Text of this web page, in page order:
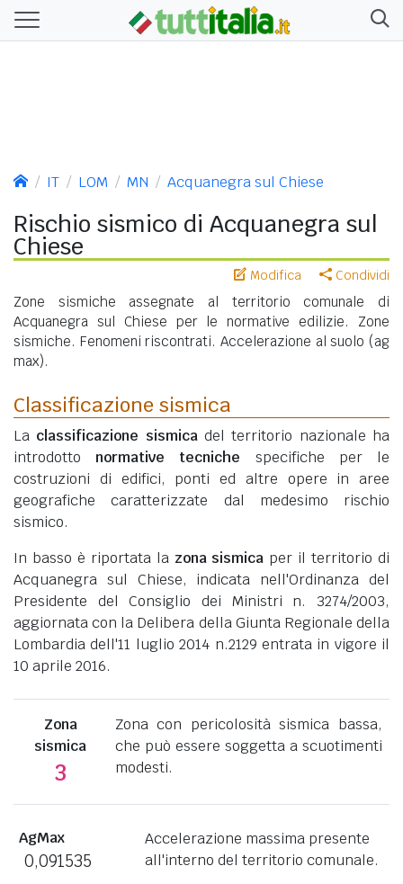
IT LOM MN Acquanegra sul Chiese
Rischio sismico di Acquanegra sul
Chiese
Modifica Condividi
Zone sismiche assegnate al territorio comunale di
Acquanegra sul Chiese per le normative edilizie. Zone
sismiche. Fenomeni riscontrati. Accelerazione al suolo (ag
max).
Classificazione sismica
La classificazione sismicadel territorio nazionale ha
introdotto normative tecniche specifiche per le
costruzioni di edifici, ponti ed altre opere in aree
geografiche caratterizzate dal medesimo rischio
sismico.
In basso è riportata la zona sismica per il territorio di
Acquanegra sul Chiese, indicata nell'Ordinanza del
Presidente del Consiglio dei Ministri n. 3274/2003,
aggiornata con la Delibera della Giunta Regionale della
Lombardia dell'11 luglio 2014 n.2129 entrata in vigore il
10 aprile 2016.
Zona
sismica
3
Zona con pericolosità sismica bassa,
che può essere soggetta a scuotimenti
modesti.
AgMax
0,091535
Accelerazione massima presente
all'interno del territorio comunale.